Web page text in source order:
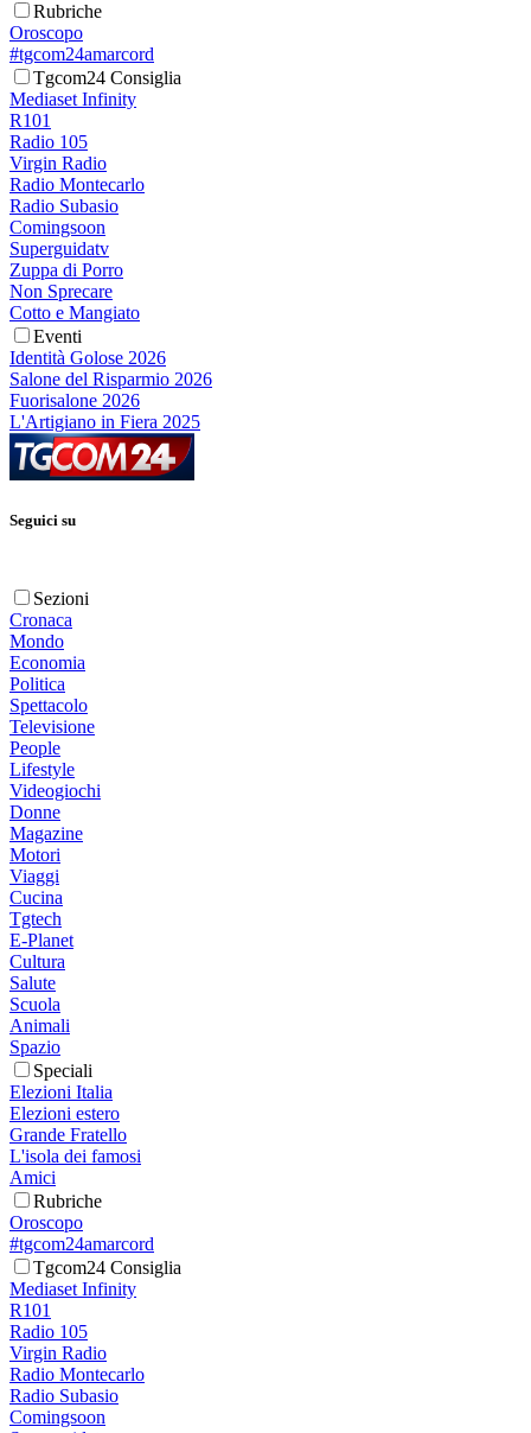
Rubriche
Oroscopo
#tgcom24amarcord
Tgcom24 Consiglia
Mediaset Infinity
R101
Radio 105
Virgin Radio
Radio Montecarlo
Radio Subasio
Comingsoon
Superguidatv
Zuppa di Porro
Non Sprecare
Cotto e Mangiato
Eventi
Identità Golose 2026
Salone del Risparmio 2026
Fuorisalone 2026
L'Artigiano in Fiera 2025
Seguici su
Sezioni
Cronaca
Mondo
Economia
Politica
Spettacolo
Televisione
People
Lifestyle
Videogiochi
Donne
Magazine
Motori
Viaggi
Cucina
Tgtech
E-Planet
Cultura
Salute
Scuola
Animali
Spazio
Speciali
Elezioni Italia
Elezioni estero
Grande Fratello
L'isola dei famosi
Amici
Rubriche
Oroscopo
#tgcom24amarcord
Tgcom24 Consiglia
Mediaset Infinity
R101
Radio 105
Virgin Radio
Radio Montecarlo
Radio Subasio
Comingsoon